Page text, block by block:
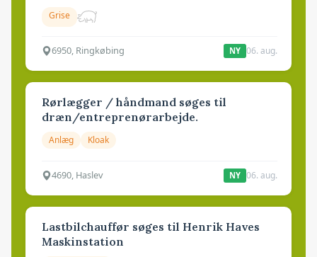
Grise
6950, Ringkøbing NY 06. aug.
Rørlægger / håndmand søges til
dræn/entreprenørarbejde.
Anlæg Kloak
4690, Haslev NY 06. aug.
Lastbilchauffør søges til Henrik Haves
Maskinstation